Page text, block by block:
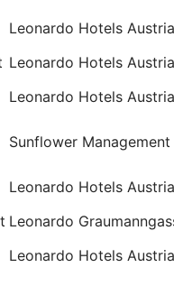
Leonardo Hotels
Leonardo Hotels
Leonardo Hotels
Sunflower Management
Leonardo Hotels
Leonardo
Leonardo Hotels